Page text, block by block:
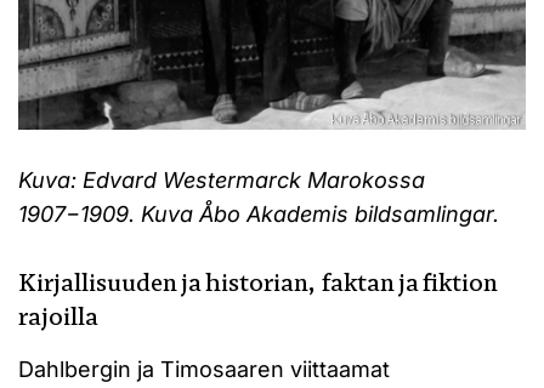
Kuva: Edvard Westermarck Marokossa
1907−1909. Kuva Åbo Akademis bildsamlingar.
Kirjallisuuden ja historian, faktan ja fiktion
rajoilla
Dahlbergin ja Timosaaren viittaamat